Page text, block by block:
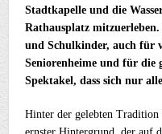
Stadtkapelle und die
Rathausplatz
und Schulkinder, auch für
Seniorenheime und für die
Spektakel, dass sich nur
Hinter der gelebten Tradition